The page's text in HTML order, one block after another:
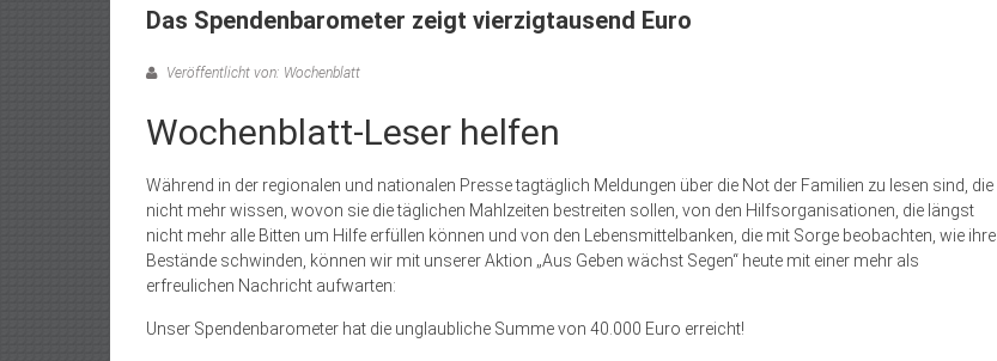
Das Spendenbarometer zeigt vierzigtausend Euro
Veröffentlicht von: Wochenblatt
Wochenblatt-Leser helfen
Während in der regionalen und nationalen Presse tagtäglich Meldungen über die Not der Familien zu lesen sind, die
nicht mehr wissen, wovon sie die täglichen Mahlzeiten bestreiten sollen, von den Hilfsorganisationen, die längst
nicht mehr alle Bitten um Hilfe erfüllen können und von den Lebensmittelbanken, die mit Sorge beobachten, wie ihre
Bestände schwinden, können wir mit unserer Aktion „Aus Geben wächst Segen“ heute mit einer mehr als
erfreulichen Nachricht aufwarten:
Unser Spendenbarometer hat die unglaubliche Summe von 40.000 Euro erreicht!